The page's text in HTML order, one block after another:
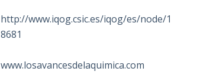
http://www.iqog.csic.es/iqog/es/node/1
8681
www.losavancesdelaquimica.com